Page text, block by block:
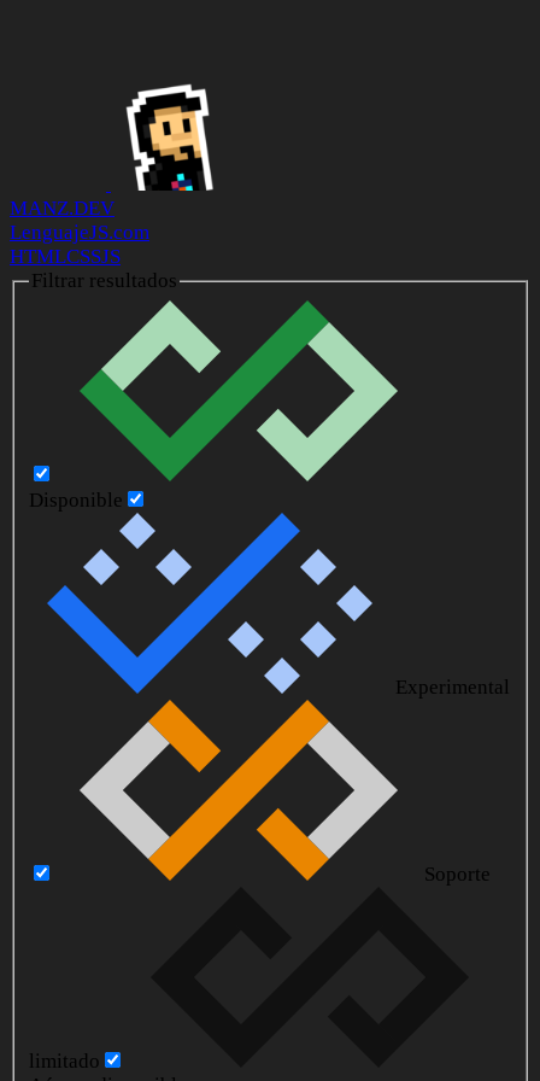
MANZ.DEV
LenguajeJS.com
HTMLCSSJS
Filtrar resultados
Disponible
Experimental
Soporte
limitado